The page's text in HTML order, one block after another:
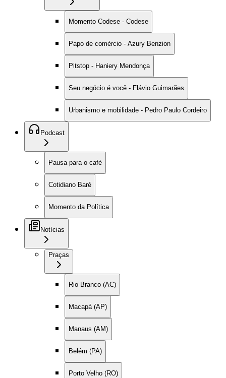
Momento Codese - Codese
Papo de comércio - Azury Benzion
Pitstop - Haniery Mendonça
Seu negócio é você - Flávio Guimarães
Urbanismo e mobilidade - Pedro Paulo Cordeiro
Podcast
Pausa para o café
Cotidiano Baré
Momento da Política
Notícias
Praças
Rio Branco (AC)
Macapá (AP)
Manaus (AM)
Belém (PA)
Porto Velho (RO)